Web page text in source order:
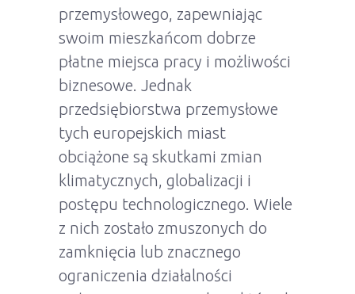
przemysłowego, zapewniając
swoim mieszkańcom dobrze
płatne miejsca pracy i możliwości
biznesowe. Jednak
przedsiębiorstwa przemysłowe
tych europejskich miast
obciążone są skutkami zmian
klimatycznych, globalizacji i
postępu technologicznego. Wiele
z nich zostało zmuszonych do
zamknięcia lub znacznego
ograniczenia działalności